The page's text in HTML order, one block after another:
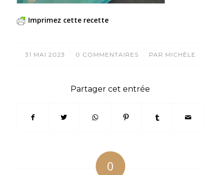
Imprimez cette recette
31 MAI 2023
/ 0 COMMENTAIRES
/ PAR MICHÈLE
Partager cet entrée
0